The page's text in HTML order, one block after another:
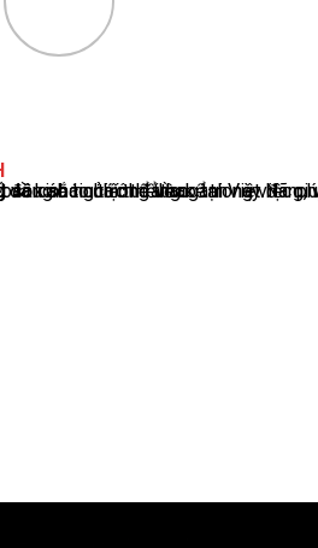
đầu. Sự hiểu biết sâu sắc của ông về ngành này đã giúp ông xây dựng uy tín và danh tiếng trong cộng đồng báo chí thể thao.